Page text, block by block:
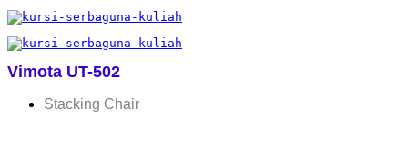
Vimota UT-502
Stacking Chair